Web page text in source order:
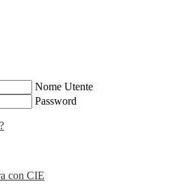
Nome Utente
Password
con CIE